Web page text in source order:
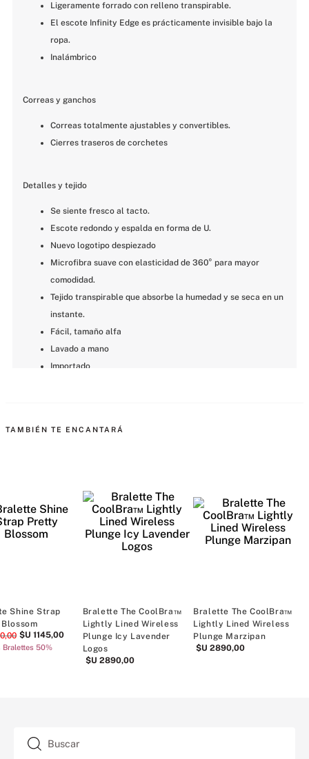
Ligeramente forrado con relleno transpirable.
El escote Infinity Edge es prácticamente invisible bajo la
ropa.
Inalámbrico
Correas y ganchos
Correas totalmente ajustables y convertibles.
Cierres traseros de corchetes
Detalles y tejido
Se siente fresco al tacto.
Escote redondo y espalda en forma de U.
Nuevo logotipo despiezado
Microfibra suave con elasticidad de 360° para mayor
comodidad.
Tejido transpirable que absorbe la humedad y se seca en un
instante.
Fácil, tamaño alfa
Lavado a mano
Importado
Lightly Lined Wireless
Plunge Icy Lavender Logos
$U 2890,00
Lightly Lined Wireless
Plunge Marzipan
$U 2890,00
Smooth
Black
$U 3190